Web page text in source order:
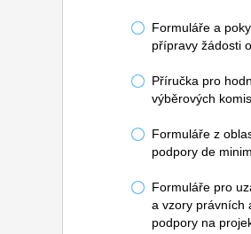
Formuláře a
přípravy žádosti
Příručka pro
výběrových
Formuláře z
podpory de
Formuláře pro
a vzory právních
podpory na